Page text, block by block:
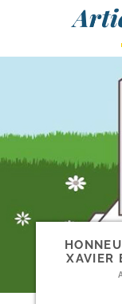
XAVIER